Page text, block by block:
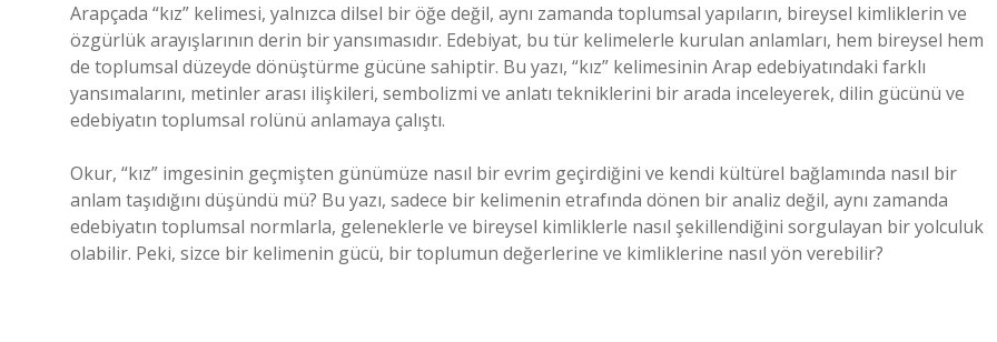
Arapçada “kız” kelimesi, yalnızca dilsel bir öğe değil, aynı zamanda toplumsal yapıların, bireysel kimliklerin ve
özgürlük arayışlarının derin bir yansımasıdır. Edebiyat, bu tür kelimelerle kurulan anlamları, hem bireysel hem
de toplumsal düzeyde dönüştürme gücüne sahiptir. Bu yazı, “kız” kelimesinin Arap edebiyatındaki farklı
yansımalarını, metinler arası ilişkileri, sembolizmi ve anlatı tekniklerini bir arada inceleyerek, dilin gücünü ve
edebiyatın toplumsal rolünü anlamaya çalıştı.
Okur, “kız” imgesinin geçmişten günümüze nasıl bir evrim geçirdiğini ve kendi kültürel bağlamında nasıl bir
anlam taşıdığını düşündü mü? Bu yazı, sadece bir kelimenin etrafında dönen bir analiz değil, aynı zamanda
edebiyatın toplumsal normlarla, geleneklerle ve bireysel kimliklerle nasıl şekillendiğini sorgulayan bir yolculuk
olabilir. Peki, sizce bir kelimenin gücü, bir toplumun değerlerine ve kimliklerine nasıl yön verebilir?